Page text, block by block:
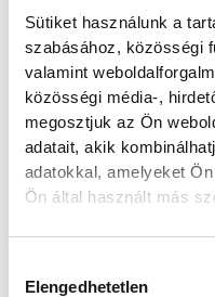
Sütiket használunk a
szabásához, közösségi
valamint
közösségi média-,
megosztjuk az Ön
adatait, akik
adatokkal, amelyeket
Ön által használt más
Elengedhetetlen
megtaláltam
aki nagyon
iratokat küldött,
információt
volt az egykori
online
emlékeivel